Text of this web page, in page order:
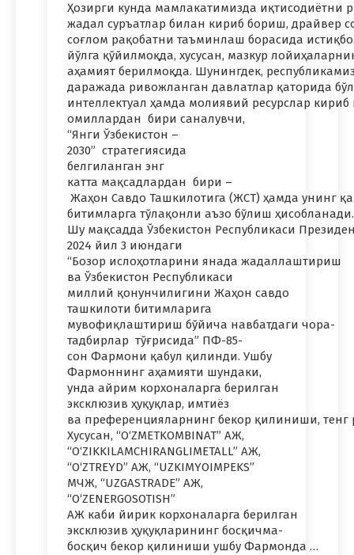
Ҳозирги кунда мамлакатимизда
жадал суръатлар билан кириб бориш, драйвер
соғлом рақобатни таъминлаш борасида
йўлга қўйилмоқда, хусусан, мазкур
аҳамият берилмоқда. Шунингдек,
даражада ривожланган давлатлар қаторида
интеллектуал ҳамда молиявий ресурслар
омиллардан бири саналувчи,
“Янги Ўзбекистон –
2030” стратегиясида
белгиланган энг
катта мақсадлардан бири –
Жаҳон Савдо Ташкилотига (ЖСТ) ҳамда унинг
битимларга тўлақонли аъзо бўлиш ҳисобланади.
Шу мақсадда Ўзбекистон Республикаси
2024 йил 3 июндаги
“Бозор ислоҳотларини янада жадаллаштириш
ва Ўзбекистон Республикаси
миллий қонунчилигини Жаҳон савдо
ташкилоти битимларига
мувофиқлаштириш бўйича навбатдаги чора-
тадбирлар тўғрисида” ПФ-85-
сон Фармони қабул қилинди. Ушбу
Фармоннинг аҳамияти шундаки,
унда айрим корхоналарга берилган
эксклюзив ҳуқуқлар, имтиёз
ва преференцияларнинг бекор қилиниши,
Хусусан, “O‘ZMETKOMBINAT” АЖ,
“O‘ZIKKILAMCHIRANGLIMETALL” АЖ,
“O‘ZTREYD” АЖ, “UZKIMYOIMPEKS”
МЧЖ, “UZGASTRADE” АЖ,
“O‘ZENERGOSOTISH”
АЖ каби йирик корхоналарга берилган
эксклюзив ҳуқуқларининг босқичма-
босқич бекор қилиниши ушбу Фармонда …